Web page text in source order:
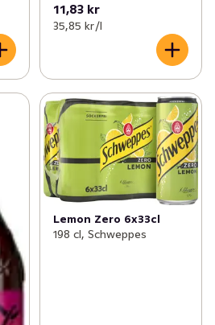
11,83 kr
35,85 kr /l
Lemon Zero 6x33cl
198 cl, Schweppes